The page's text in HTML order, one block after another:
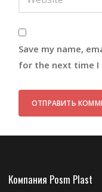
Save my name,
for the next time I
Компания Posm Plast